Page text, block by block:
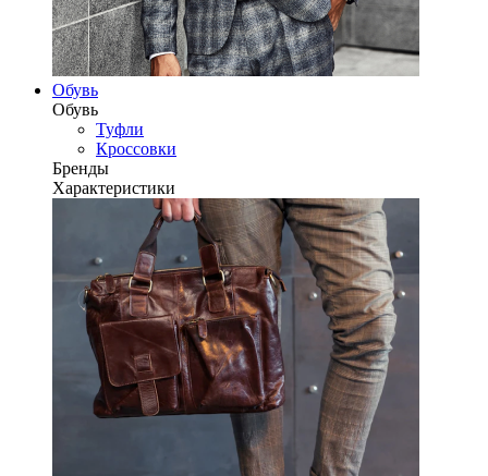
Обувь
Обувь
Туфли
Кроссовки
Бренды
Характеристики